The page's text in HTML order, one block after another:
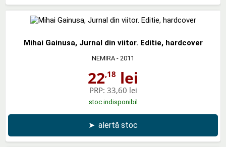
Mihai Gainusa, Jurnal din viitor. Editie, hardcover
NEMIRA - 2011
22,18 lei
PRP: 33,60 lei
stoc indisponibil
➤ alertă stoc